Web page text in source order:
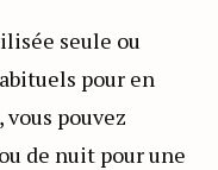
seule ou
pour en
pouvez
de nuit pour une